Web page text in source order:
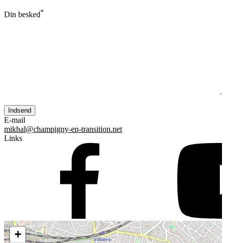
Din besked*
E-mail
mikhal@champigny-en-transition.net
Links
+